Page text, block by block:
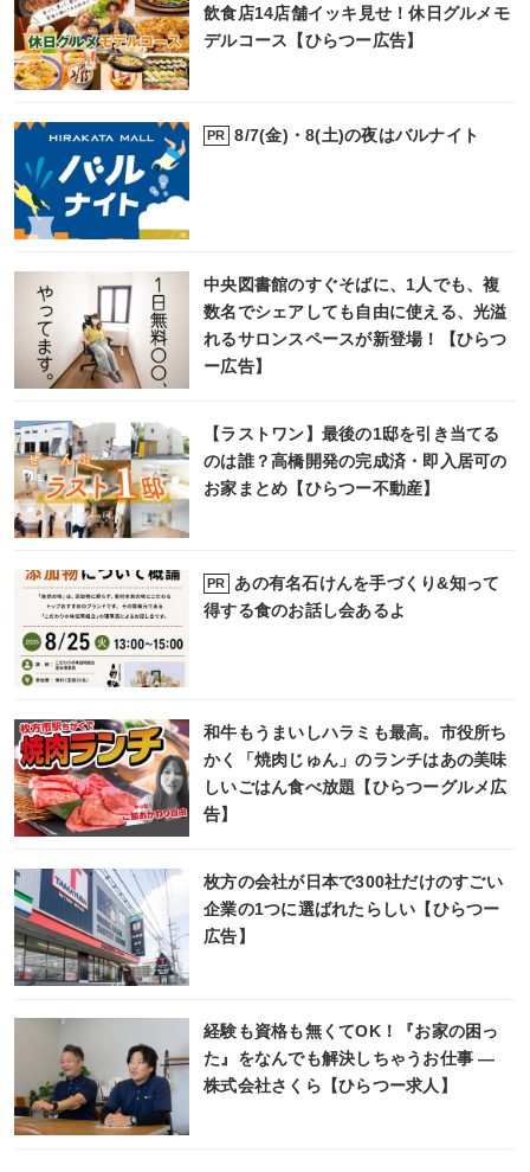
飲食店14店舗イッキ見せ！休日グルメモ
デルコース【ひらつー広告】
PR 8/7(金)・8(土)の夜はバルナイト
中央図書館のすぐそばに、1人でも、複
数名でシェアしても自由に使える、光溢
れるサロンスペースが新登場！【ひらつ
ー広告】
【ラストワン】最後の1邸を引き当てる
のは誰？高橋開発の完成済・即入居可の
お家まとめ【ひらつー不動産】
PR
あの有名石けんを手づくり&知って
得する食のお話し会あるよ
和牛もうまいしハラミも最高。市役所ち
かく「焼肉じゅん」のランチはあの美味
しいごはん食べ放題【ひらつーグルメ広
告】
枚方の会社が日本で300社だけのすごい
企業の1つに選ばれたらしい【ひらつー
広告】
経験も資格も無くてOK！『お家の困っ
た』をなんでも解決しちゃうお仕事 ―
株式会社さくら【ひらつー求人】